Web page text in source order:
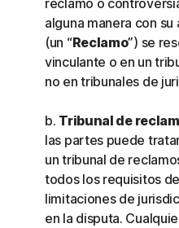
reclamo o
alguna manera con
(un “Reclamo”) se
vinculante o en un
no en tribunales de
b. Tribunal de
las partes puede
un tribunal de
todos los requisitos
limitaciones de
en la disputa.